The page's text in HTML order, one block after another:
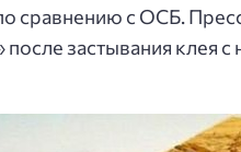
сравнению с ОСБ.
после застывания